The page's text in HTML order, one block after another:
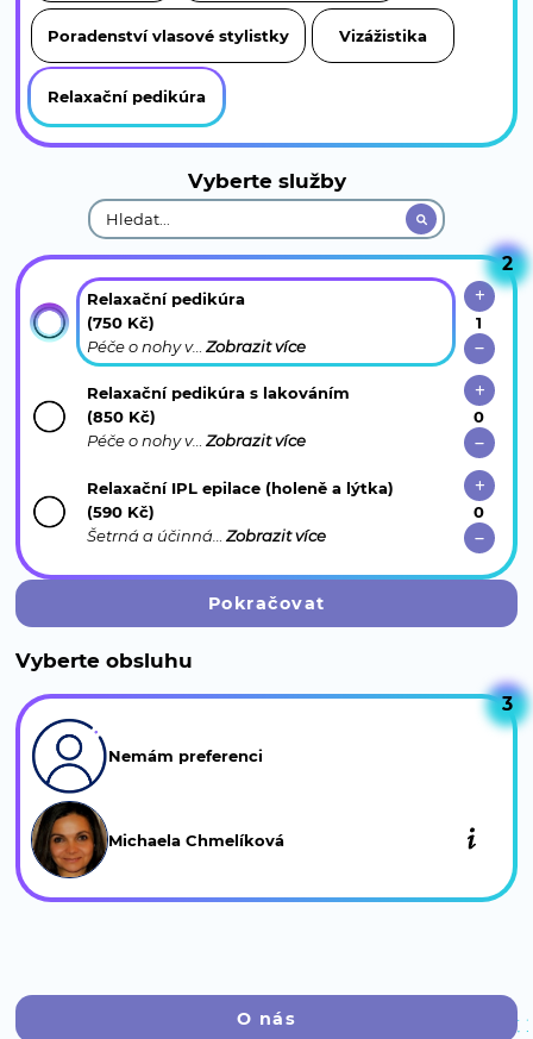
Poradenství vlasové stylistky Vizážistika
Relaxační pedikúra
Vyberte služby
2
Relaxační pedikúra
(750 Kč)
Péče o nohy v…Zobrazit více
Relaxační pedikúra s lakováním
(850 Kč)
Péče o nohy v…Zobrazit více
Relaxační IPL epilace (holeně a lýtka)
(590 Kč)
Šetrná a účinná…Zobrazit více
Pokračovat
Vyberte obsluhu
3
Nemám preferenci
Michaela Chmelíková
O nás